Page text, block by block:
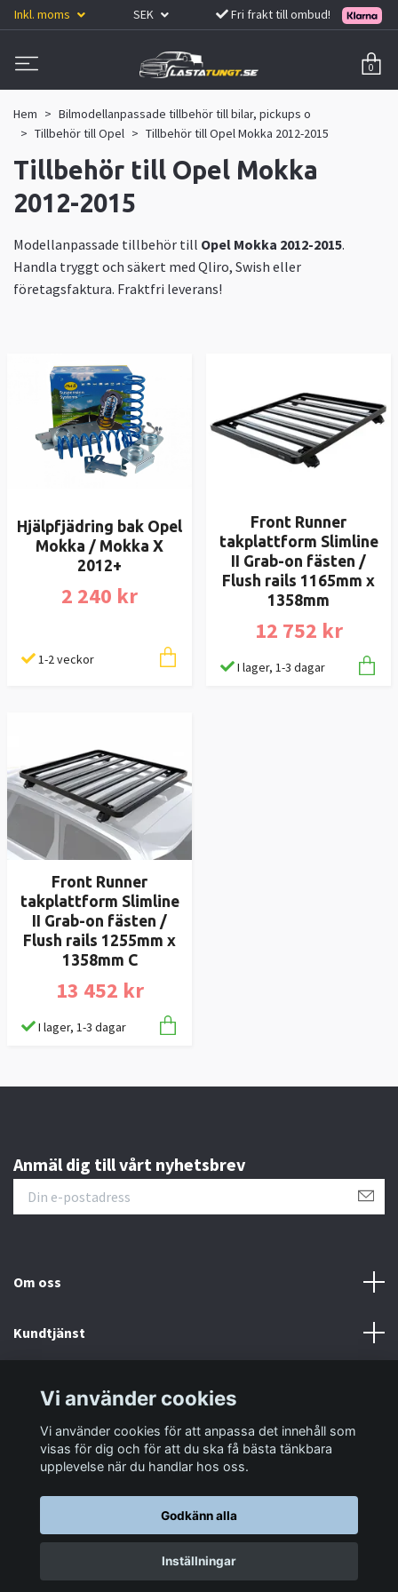
Inkl. moms SEK Fri frakt till ombud!
0
Hem
Bilmodellanpassade tillbehör till bilar, pickups o
Tillbehör till Opel
Tillbehör till Opel Mokka 2012-2015
Tillbehör till Opel Mokka
2012-2015
Modellanpassade tillbehör till Opel Mokka 2012-2015.
Handla tryggt och säkert med Qliro, Swish eller
företagsfaktura. Fraktfri leverans!
Hjälpfjädring bak Opel
Mokka / Mokka X
2012+
2 240 kr
1-2 veckor
Front Runner
takplattform Slimline
II Grab-on fästen /
Flush rails 1165mm x
1358mm
12 752 kr
I lager, 1-3 dagar
Front Runner
takplattform Slimline
II Grab-on fästen /
Flush rails 1255mm x
1358mm C
13 452 kr
I lager, 1-3 dagar
Anmäl dig till vårt nyhetsbrev
Om oss
Kundtjänst
Sociala medier
© 2026 LastaTungt.se
Vi använder cookies
Vi använder cookies för att anpassa det innehåll som
visas för dig och för att du ska få bästa tänkbara
upplevelse när du handlar hos oss.
Godkänn alla
Inställningar